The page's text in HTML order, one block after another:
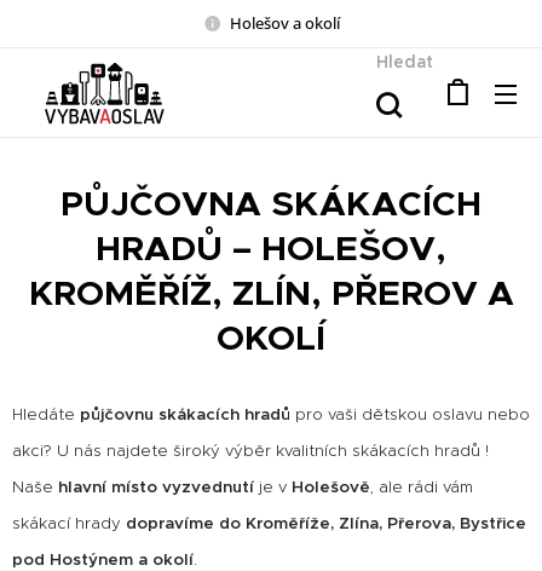
Holešov a okolí
Hledat
PŮJČOVNA SKÁKACÍCH
HRADŮ – HOLEŠOV,
KROMĚŘÍŽ, ZLÍN, PŘEROV A
OKOLÍ
Hledáte půjčovnu skákacích hradů pro vaši dětskou oslavu nebo
akci? U nás najdete široký výběr kvalitních skákacích hradů !
Naše hlavní místo vyzvednutí je v Holešově, ale rádi vám
skákací hrady dopravíme do Kroměříže, Zlína, Přerova, Bystřice
pod Hostýnem a okolí.